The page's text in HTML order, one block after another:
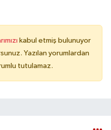
kabul etmiş bulunuyor
Yazılan yorumlardan
tutulamaz.